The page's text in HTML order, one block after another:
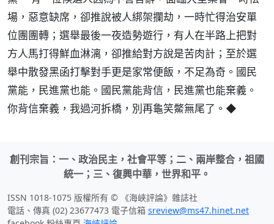
場，惡意缺席，卻推說被人綁架攔劫，一時忙得治安單
位團團轉；選舉最後一夜造勢遊行，有人在半路上把對
方人馬打得鮮血淋漓，卻推給對方說是苦肉計；至於選
舉中散發黑函打擊對手更是家常便飯，不足為奇。國民
黨能，民進黨也能。國民黨能背信，民進黨也能棄義。
你背信棄義，我過河拆橋，別再龜笑鱉無尾了。◆
創刊宗旨：一、政治民主，社會平等；二、兩岸整合，祖國
統一；三、復興中華，世界和平。
ISSN 1018-1075 版權所有 © 《海峽評論》雜誌社
電話、傳真 (02) 23677473 電子信箱 sreview@ms47.hinet.net